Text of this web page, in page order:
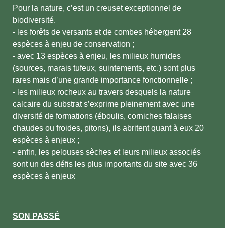
Pour la nature, c’est un creuset exceptionnel de
biodiversité.
- les forêts de versants et de combes hébergent 28
espèces à enjeu de conservation ;
- avec 13 espèces à enjeu, les milieux humides
(sources, marais tufeux, suintements, etc.) sont plus
rares mais d’une grande importance fonctionnelle ;
- les milieux rocheux au travers desquels la nature
calcaire du substrat s’exprime pleinement avec une
diversité de formations (éboulis, corniches falaises
chaudes ou froides, pitons), ils abritent quant à eux 20
espèces à enjeux ;
- enfin, les pelouses sèches et leurs milieux associés
sont un des défis les plus importants du site avec 36
espèces à enjeux
SON PASSÉ